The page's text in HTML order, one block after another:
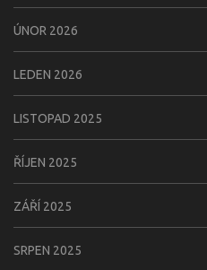
ÚNOR 2026
LEDEN 2026
LISTOPAD 2025
ŘÍJEN 2025
ZÁŘÍ 2025
SRPEN 2025